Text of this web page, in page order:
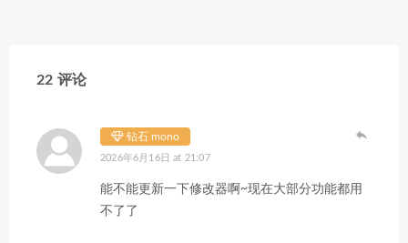
22 评论
钻石 mono
2026年6月16日 at 21:07
能不能更新一下修改器啊~现在大部分功能都用
不了了